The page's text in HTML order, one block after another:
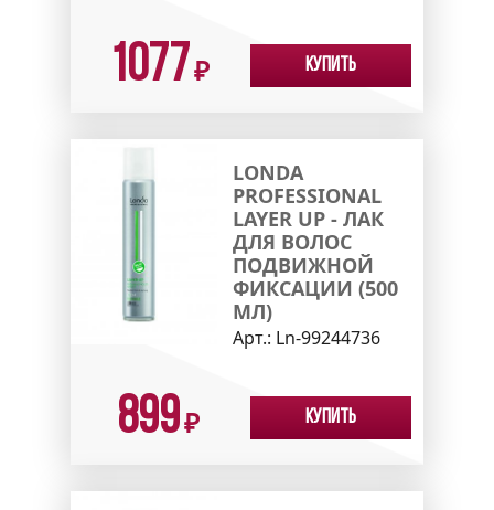
1077₽ Купить
LONDA
PROFESSIONAL
LAYER UP - ЛАК
ДЛЯ ВОЛОС
ПОДВИЖНОЙ
ФИКСАЦИИ (500
МЛ)
Арт.: Ln-99244736
899₽ Купить